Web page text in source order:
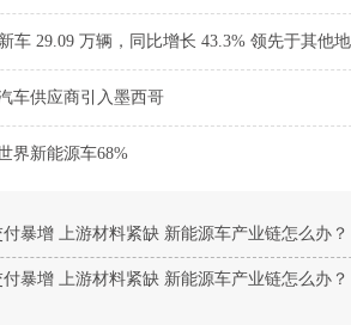
29.09 万辆，同比增长 43.3% 领先于其他
车供应商引入墨西哥
界新能源车68%
暴增 上游材料紧缺 新能源车产业链怎么办
暴增 上游材料紧缺 新能源车产业链怎么办